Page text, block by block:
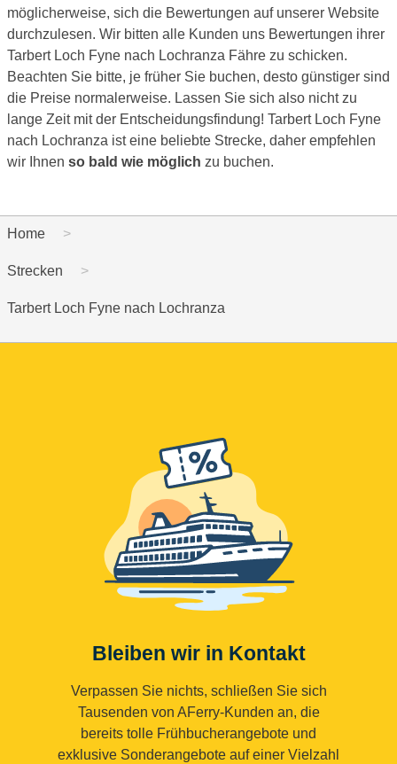
möglicherweise, sich die Bewertungen auf unserer Website
durchzulesen. Wir bitten alle Kunden uns Bewertungen ihrer
Tarbert Loch Fyne nach Lochranza Fähre zu schicken.
Beachten Sie bitte, je früher Sie buchen, desto günstiger sind
die Preise normalerweise. Lassen Sie sich also nicht zu
lange Zeit mit der Entscheidungsfindung! Tarbert Loch Fyne
nach Lochranza ist eine beliebte Strecke, daher empfehlen
wir Ihnen so bald wie möglich zu buchen.
Home
Strecken
Tarbert Loch Fyne nach Lochranza
Bleiben wir in Kontakt
Verpassen Sie nichts, schließen Sie sich
Tausenden von AFerry-Kunden an, die
bereits tolle Frühbucherangebote und
exklusive Sonderangebote auf einer Vielzahl